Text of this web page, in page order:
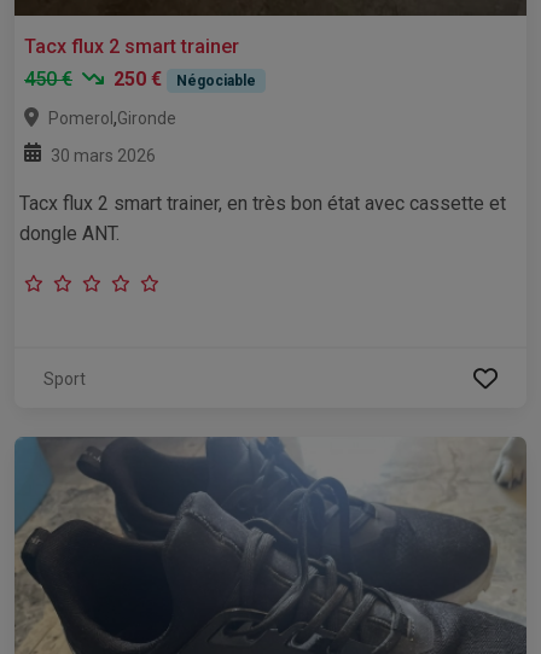
Tacx flux 2 smart trainer
450 €
250 € Négociable
Pomerol ,Gironde
30 mars 2026
Tacx flux 2 smart trainer, en très bon état avec cassette et
dongle ANT.
Sport